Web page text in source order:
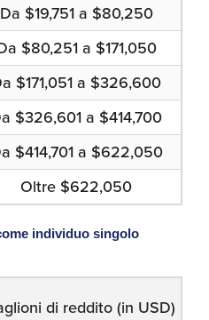
Da $19,751 a $80,250
$80,251 a $171,050
$171,051 a $326,600
$326,601 a $414,700
$414,701 a $622,050
Oltre $622,050
individuo singolo
di reddito (in USD)